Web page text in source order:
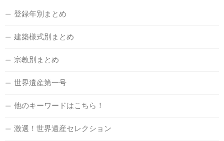
登録年別まとめ
建築様式別まとめ
宗教別まとめ
世界遺産第一号
他のキーワードはこちら！
激選！世界遺産セレクション